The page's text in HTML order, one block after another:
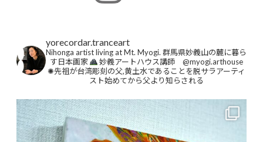
yorecordar.tranceart
Nihonga artist living at Mt. Myogi. 群馬県妙義山の麓に暮ら
す日本画家
妙義アートハウス講師 @myogi.arthouse
✺先祖が台湾彫刻の父,黄土水であることを脱サラアーティ
スト始めてから父より知らされる